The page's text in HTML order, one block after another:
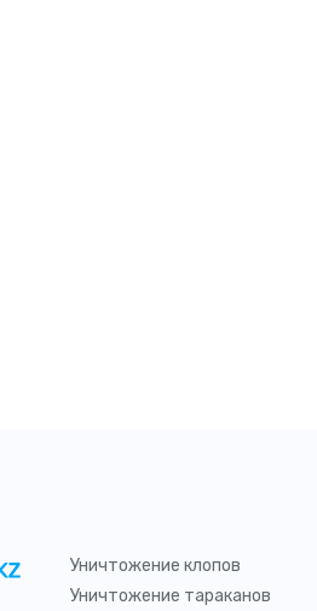
Уничтожение клопов
Уничтожение тараканов